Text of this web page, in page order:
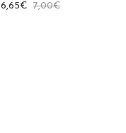
7,00€
6,65€